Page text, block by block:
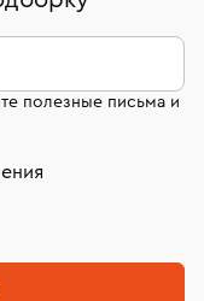
возврата
на
полезные письма и